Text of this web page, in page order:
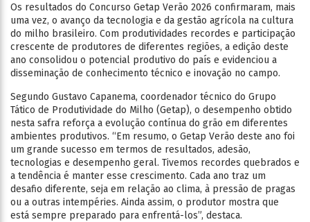
Os resultados do Concurso Getap Verão 2026 confirmaram, mais
uma vez, o avanço da tecnologia e da gestão agrícola na cultura
do milho brasileiro. Com produtividades recordes e participação
crescente de produtores de diferentes regiões, a edição deste
ano consolidou o potencial produtivo do país e evidenciou a
disseminação de conhecimento técnico e inovação no campo.
Segundo Gustavo Capanema, coordenador técnico do Grupo
Tático de Produtividade do Milho (Getap), o desempenho obtido
nesta safra reforça a evolução contínua do grão em diferentes
ambientes produtivos. “Em resumo, o Getap Verão deste ano foi
um grande sucesso em termos de resultados, adesão,
tecnologias e desempenho geral. Tivemos recordes quebrados e
a tendência é manter esse crescimento. Cada ano traz um
desafio diferente, seja em relação ao clima, à pressão de pragas
ou a outras intempéries. Ainda assim, o produtor mostra que
está sempre preparado para enfrentá-los”, destaca.